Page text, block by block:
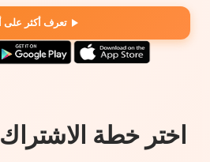
تعرف أكثر على
اختر خطة